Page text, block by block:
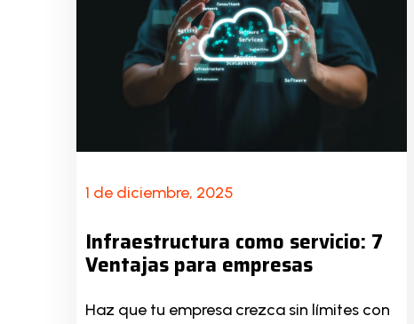
1 de diciembre, 2025
Infraestructura como servicio: 7
Ventajas para empresas
Haz que tu empresa crezca sin límites con